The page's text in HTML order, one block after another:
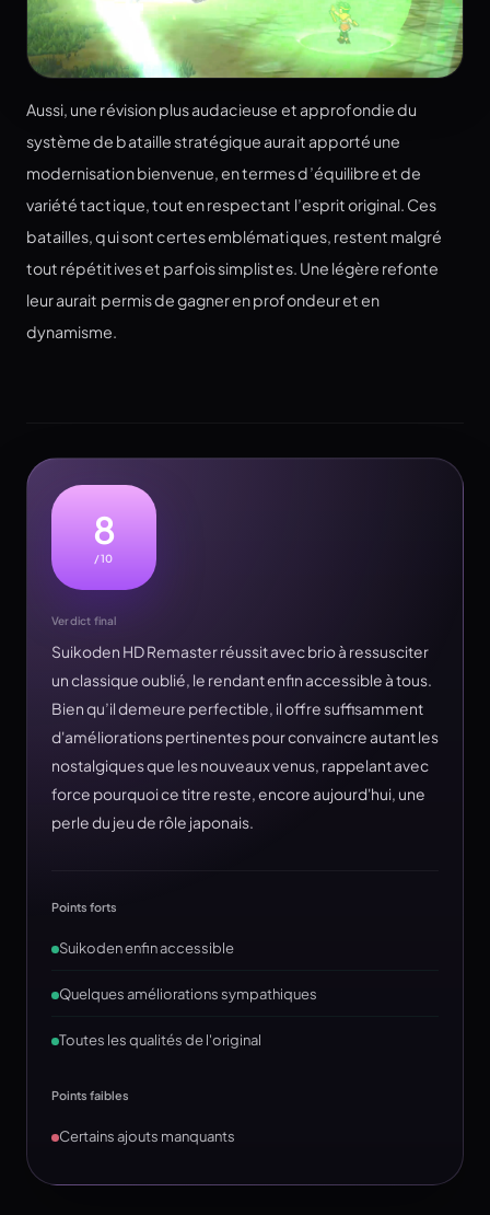
Aussi, une révision plus audacieuse et approfondie du
système de bataille stratégique aurait apporté une
modernisation bienvenue, en termes d’équilibre et de
variété tactique, tout en respectant l’esprit original. Ces
batailles, qui sont certes emblématiques, restent malgré
tout répétitives et parfois simplistes. Une légère refonte
leur aurait permis de gagner en profondeur et en
dynamisme.
8
/10
Verdict final
Suikoden HD Remaster réussit avec brio à ressusciter
un classique oublié, le rendant enfin accessible à tous.
Bien qu’il demeure perfectible, il offre suffisamment
d'améliorations pertinentes pour convaincre autant les
nostalgiques que les nouveaux venus, rappelant avec
force pourquoi ce titre reste, encore aujourd'hui, une
perle du jeu de rôle japonais.
Points forts
Suikoden enfin accessible
Quelques améliorations sympathiques
Toutes les qualités de l'original
Points faibles
Certains ajouts manquants